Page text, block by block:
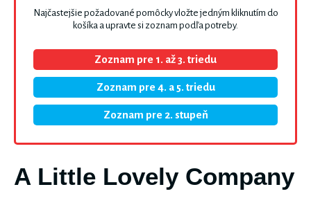
Najčastejšie požadované pomôcky vložte jedným kliknutím do
košíka a upravte si zoznam podľa potreby.
Zoznam pre 1. až 3. triedu
Zoznam pre 4. a 5. triedu
Zoznam pre 2. stupeň
A Little Lovely Company